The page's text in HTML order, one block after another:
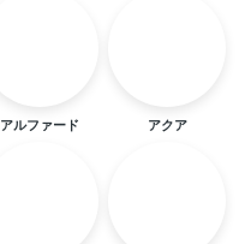
アルファード アクア